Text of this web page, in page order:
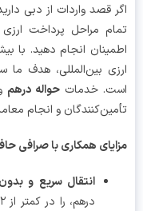
قصد واردات از دبی دارید، ما
مراحل پرداخت ارزی و
بین‌المللی، هدف ما
خدماتحواله درهم ویژه
و انجام
همکاری با صرافی حافظ:
انتقال سریع و بدون تأخیر
درهم،